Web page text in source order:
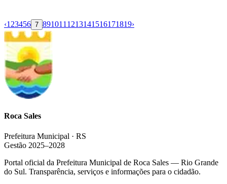
‹1 23456 7 891011 1213141516171819›
Roca Sales
Prefeitura Municipal · RS
Gestão 2025–2028
Portal oficial da Prefeitura Municipal de Roca Sales — Rio Grande
do Sul. Transparência, serviços e informações para o cidadão.